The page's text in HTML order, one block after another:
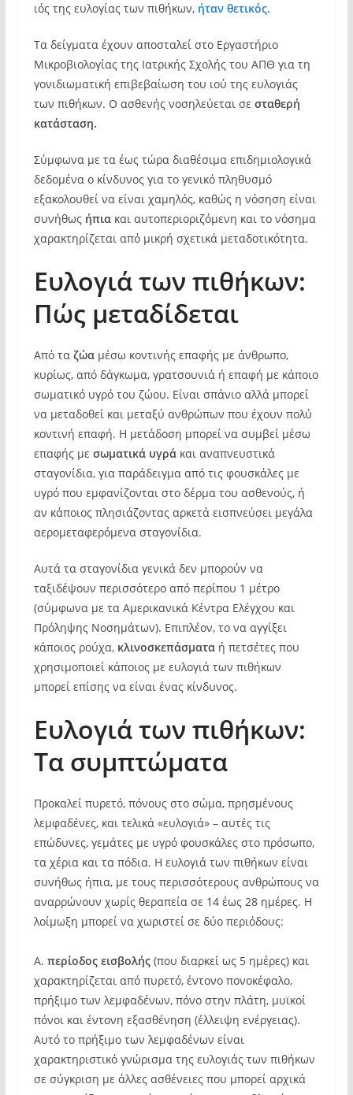
ιός της ευλογίας των πιθήκων, ήταν θετικός.
Τα δείγματα έχουν αποσταλεί στο Εργαστήριο
Μικροβιολογίας της Ιατρικής Σχολής του ΑΠΘ για τη
γονιδιωματική επιβεβαίωση του ιού της ευλογιάς
των πιθήκων. Ο ασθενής νοσηλεύεται σε σταθερή
κατάσταση.
Σύμφωνα με τα έως τώρα διαθέσιμα επιδημιολογικά
δεδομένα ο κίνδυνος για το γενικό πληθυσμό
εξακολουθεί να είναι χαμηλός, καθώς η νόσηση είναι
συνήθως ήπιακαι αυτοπεριοριζόμενη και το νόσημα
χαρακτηρίζεται από μικρή σχετικά μεταδοτικότητα.
Ευλογιά των πιθήκων:
Πώς μεταδίδεται
Από ταζώαμέσω κοντινής επαφής με άνθρωπο,
κυρίως, από δάγκωμα, γρατσουνιά ή επαφή με κάποιο
σωματικό υγρό του ζώου. Είναι σπάνιο αλλά μπορεί
να μεταδοθεί και μεταξύ ανθρώπων που έχουν πολύ
κοντινή επαφή. Η μετάδοση μπορεί να συμβεί μέσω
επαφής με σωματικά υγράκαι αναπνευστικά
σταγονίδια, για παράδειγμα από τις φουσκάλες με
υγρό που εμφανίζονται στο δέρμα του ασθενούς, ή
αν κάποιος πλησιάζοντας αρκετά εισπνεύσει μεγάλα
αερομεταφερόμενα σταγονίδια.
Αυτά τα σταγονίδια γενικά δεν μπορούν να
ταξιδέψουν περισσότερο από περίπου 1 μέτρο
(σύμφωνα με τα Αμερικανικά Κέντρα Ελέγχου και
Πρόληψης Νοσημάτων). Επιπλέον, το να αγγίξει
κάποιος ρούχα, κλινοσκεπάσματαή πετσέτες που
χρησιμοποιεί κάποιος με ευλογιά των πιθήκων
μπορεί επίσης να είναι ένας κίνδυνος.
Ευλογιά των πιθήκων:
Τα συμπτώματα
Προκαλεί πυρετό, πόνους στο σώμα, πρησμένους
λεμφαδένες, και τελικά «ευλογιά» – αυτές τις
επώδυνες, γεμάτες με υγρό φουσκάλες στο πρόσωπο,
τα χέρια και τα πόδια. Η ευλογιά των πιθήκων είναι
συνήθως ήπια, με τους περισσότερους ανθρώπους να
αναρρώνουν χωρίς θεραπεία σε 14 έως 28 ημέρες. Η
λοίμωξη μπορεί να χωριστεί σε δύο περιόδους:
Α. περίοδος εισβολής(που διαρκεί ως 5 ημέρες) και
χαρακτηρίζεται από πυρετό, έντονο πονοκέφαλο,
πρήξιμο των λεμφαδένων, πόνο στην πλάτη, μυϊκοί
πόνοι και έντονη εξασθένηση (έλλειψη ενέργειας).
Αυτό το πρήξιμο των λεμφαδένων είναι
χαρακτηριστικό γνώρισμα της ευλογιάς των πιθήκων
σε σύγκριση με άλλες ασθένειες που μπορεί αρχικά